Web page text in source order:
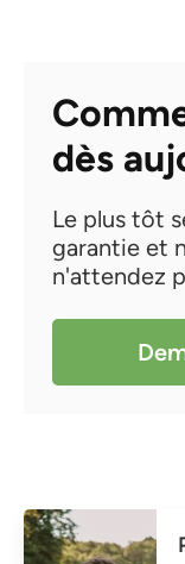
dès
Le plus tôt
garantie et
n'attendez